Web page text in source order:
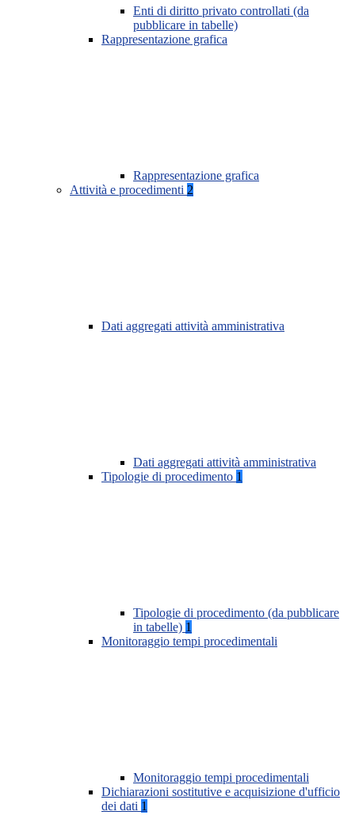
Enti di diritto privato controllati (da
pubblicare in tabelle)
Rappresentazione grafica
Rappresentazione grafica
Attività e procedimenti 2
Dati aggregati attività amministrativa
Dati aggregati attività amministrativa
Tipologie di procedimento 1
Tipologie di procedimento (da pubblicare
in tabelle) 1
Monitoraggio tempi procedimentali
Monitoraggio tempi procedimentali
Dichiarazioni sostitutive e acquisizione d'ufficio
dei dati 1